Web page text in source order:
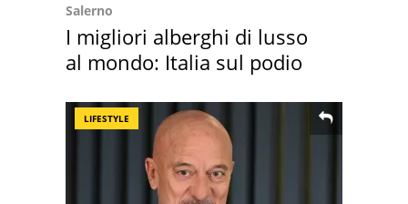
Salerno
I migliori alberghi di lusso
al mondo: Italia sul podio
LIFESTYLE